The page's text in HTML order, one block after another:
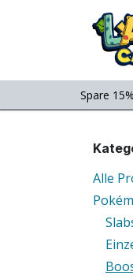
Zum Inhalt springen
Spare
Alle